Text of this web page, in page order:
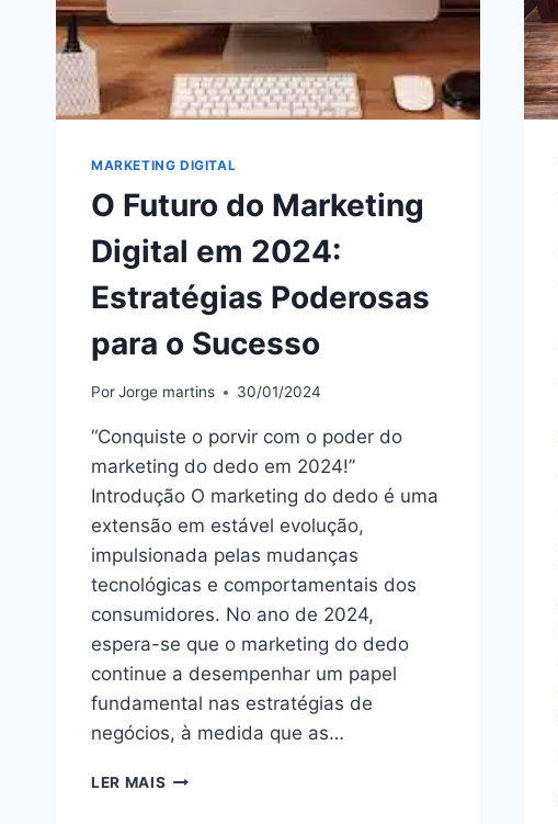
MARKETING DIGITAL
O Futuro do Marketing
Digital em 2024:
Estratégias Poderosas
para o Sucesso
PorJorge martins 30/01/2024
“Conquiste o porvir com o poder do
marketing do dedo em 2024!”
Introdução O marketing do dedo é uma
extensão em estável evolução,
impulsionada pelas mudanças
tecnológicas e comportamentais dos
consumidores. No ano de 2024,
espera-se que o marketing do dedo
continue a desempenhar um papel
fundamental nas estratégias de
negócios, à medida que as…
LER MAIS O